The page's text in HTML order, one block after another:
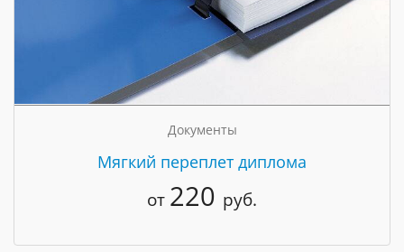
Документы
Мягкий переплет диплома
от 220 руб.